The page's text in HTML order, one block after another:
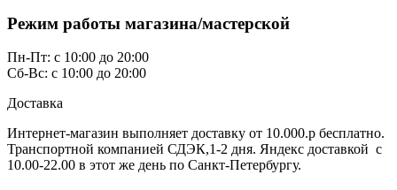
Режим работы магазина/мастерской
Пн-Пт: с 10:00 до 20:00
Сб-Вс: с 10:00 до 20:00
Доставка
Интернет-магазин выполняет доставку от 10.000.р бесплатно.
Транспортной компанией СДЭК,1-2 дня. Яндекс доставкой с
10.00-22.00 в этот же день по Санкт-Петербургу.